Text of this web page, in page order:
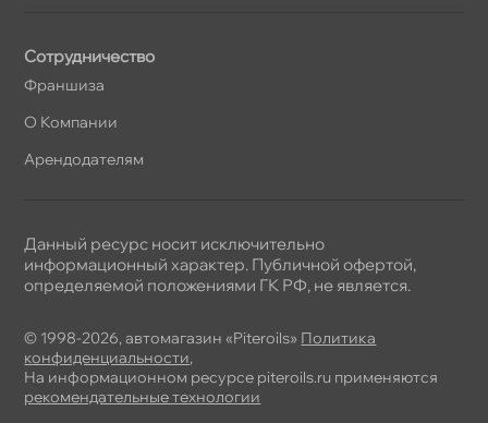
Сотрудничество
Франшиза
О Компании
Арендодателям
© 1998-2026, автомагазин «Piteroils» Политика
конфиденциальности,
На информационном ресурсе piteroils.ru применяются
рекомендательные технологии
Данный ресурс носит исключительно
информационный характер. Публичной офертой,
определяемой положениями ГК РФ, не является.